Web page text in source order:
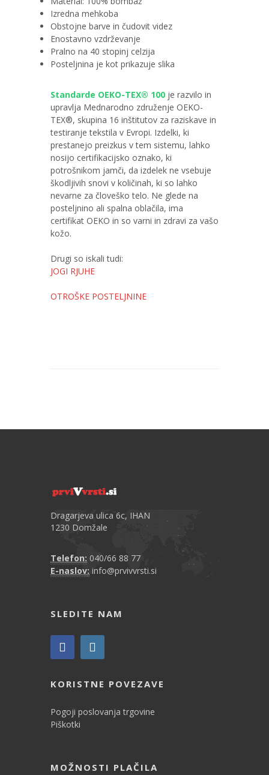
Izredna mehkoba
Obstojne barve in čudovit videz
Enostavno vzdrževanje
Pralno na 40 stopinj celzija
Posteljnina je kot prikazuje slika
Standarde OEKO-TEX® 100 je razvilo in
upravlja Mednarodno združenje OEKO-
TEX®, skupina 16 inštitutov za raziskave in
testiranje tekstila v Evropi. Izdelki, ki
prestanejo preizkus v tem sistemu, lahko
nosijo certifikacijsko oznako, ki
potrošnikom jamči, da izdelek ne vsebuje
škodljivih snovi v količinah, ki so lahko
nevarne za človeško telo. Ne glede na
posteljnino ali spalna oblačila, ima
certifikat OEKO in so varni in zdravi za vašo
kožo.
Drugi so iskali tudi:
JOGI RJUHE
OTROŠKE POSTELJNINE
Dragarjeva ulica 6c, IHAN
1230 Domžale
Telefon: 040/66 88 77
E-naslov: info@prvivvrsti.si
SLEDITE NAM
KORISTNE POVEZAVE
Pogoji poslovanja trgovine
Piškotki
MOŽNOSTI PLAČILA